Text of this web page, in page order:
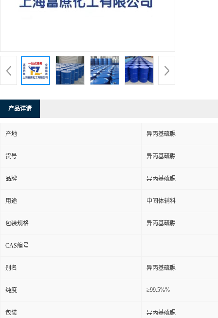
产品详请
产地 异丙基硫脲
货号 异丙基硫脲
品牌 异丙基硫脲
用途 中间体辅料
包装规格 异丙基硫脲
CAS编号
别名 异丙基硫脲
纯度 ≥99.5%%
包装 异丙基硫脲